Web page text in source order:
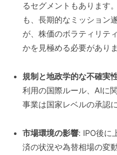
るセグメントもあります
も、長期的なミッション
が、株価のボラティリテ
かを見極める必要がありま
規制と地政学的な不確実
利用の国際ルール、AIに
事業は国家レベルの承認
市場環境の影響: IPO後に
済の状況や為替相場の変